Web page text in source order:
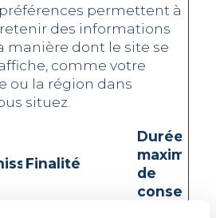
permettent à
des informations
manière dont le site se
comme votre
ou la région dans
situez.
Finalité
Durée
maximale
de